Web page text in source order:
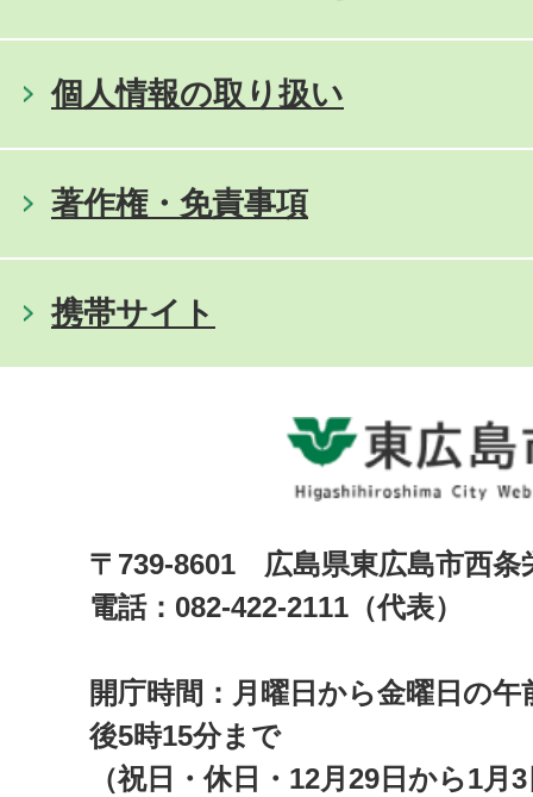
個人情報の取り扱い
著作権・免責事項
携帯サイト
〒739-8601 広島県東広島市西
電話：082-422-2111（代表）
開庁時間：月曜日から金曜日の午
後5時15分まで
（祝日・休日・12月29日から1月